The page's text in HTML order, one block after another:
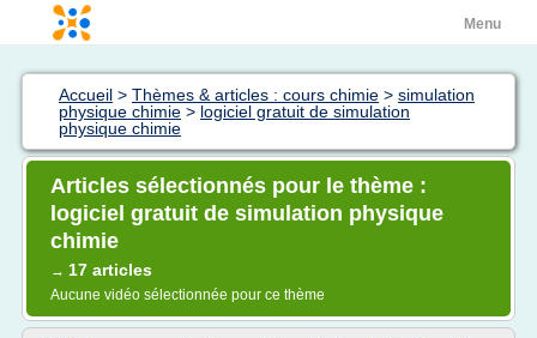
Menu
Accueil > Thèmes & articles : cours chimie > simulation
physique chimie > logiciel gratuit de simulation
physique chimie
Articles sélectionnés pour le thème :
logiciel gratuit de simulation physique
chimie
→ 17 articles
Aucune vidéo sélectionnée pour ce thème